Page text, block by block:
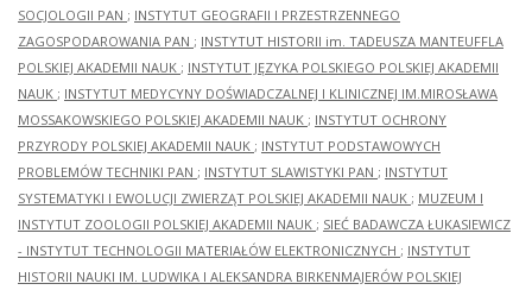
SOCJOLOGII PAN ; INSTYTUT GEOGRAFII I PRZESTRZENNEGO
ZAGOSPODAROWANIA PAN ; INSTYTUT HISTORII im. TADEUSZA MANTEUFFLA
POLSKIEJ AKADEMII NAUK ; INSTYTUT JĘZYKA POLSKIEGO POLSKIEJ AKADEMII
NAUK ; INSTYTUT MEDYCYNY DOŚWIADCZALNEJ I KLINICZNEJ IM.MIROSŁAWA
MOSSAKOWSKIEGO POLSKIEJ AKADEMII NAUK ; INSTYTUT OCHRONY
PRZYRODY POLSKIEJ AKADEMII NAUK ; INSTYTUT PODSTAWOWYCH
PROBLEMÓW TECHNIKI PAN ; INSTYTUT SLAWISTYKI PAN ; INSTYTUT
SYSTEMATYKI I EWOLUCJI ZWIERZĄT POLSKIEJ AKADEMII NAUK ; MUZEUM I
INSTYTUT ZOOLOGII POLSKIEJ AKADEMII NAUK ; SIEĆ BADAWCZA ŁUKASIEWICZ
- INSTYTUT TECHNOLOGII MATERIAŁÓW ELEKTRONICZNYCH ; INSTYTUT
HISTORII NAUKI IM. LUDWIKA I ALEKSANDRA BIRKENMAJERÓW POLSKIEJ